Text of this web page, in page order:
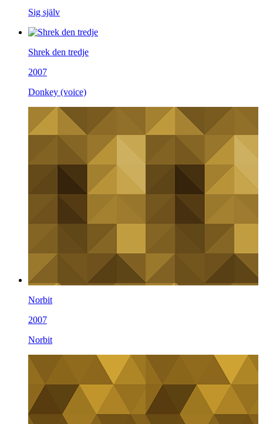
Sig själv
Shrek den tredje
2007
Donkey (voice)
Norbit
2007
Norbit